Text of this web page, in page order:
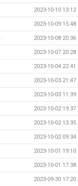
2023-10-10 13:12
2023-10-09 15:48
2023-10-08 20:36
2023-10-07 20:28
2023-10-04 22:41
2023-10-03 21:47
2023-10-03 11:39
2023-10-02 19:37
2023-10-02 13:35
2023-10-02 09:34
2023-10-01 19:10
2023-10-01 17:38
2023-09-30 17:20